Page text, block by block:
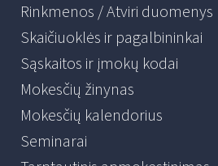
Rinkmenos / Atviri duomenys
Skaičiuoklės ir pagalbininkai
Sąskaitos ir įmokų kodai
Mokesčių žinynas
Mokesčių kalendorius
Seminarai